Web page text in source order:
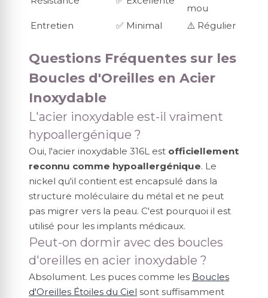
mou
Entretien
✅ Minimal ⚠️ Régulier
Questions Fréquentes sur les
Boucles d'Oreilles en Acier
Inoxydable
L'acier inoxydable est-il vraiment
hypoallergénique ?
Oui, l'acier inoxydable 316L est officiellement
reconnu comme hypoallergénique. Le
nickel qu'il contient est encapsulé dans la
structure moléculaire du métal et ne peut
pas migrer vers la peau. C'est pourquoi il est
utilisé pour les implants médicaux.
Peut-on dormir avec des boucles
d'oreilles en acier inoxydable ?
Absolument. Les puces comme les Boucles
d'Oreilles Étoiles du Ciel sont suffisamment